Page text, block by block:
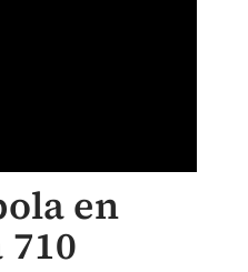
en
710